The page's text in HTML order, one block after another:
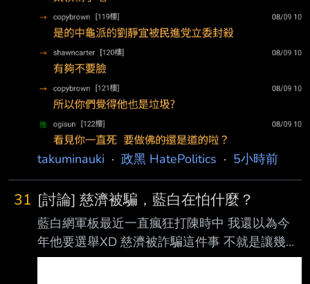
takuminauki · 政黑 HatePolitics · 5小時前
31 [討論] 慈濟被騙，藍白在怕什麼？
藍白網軍板最近一直瘋狂打陳時中 我還以為今
年他要選舉XD 慈濟被詐騙這件事 不就是讓幾個
藍白政治人物變成小丑而已，需要這麼氣嗎？